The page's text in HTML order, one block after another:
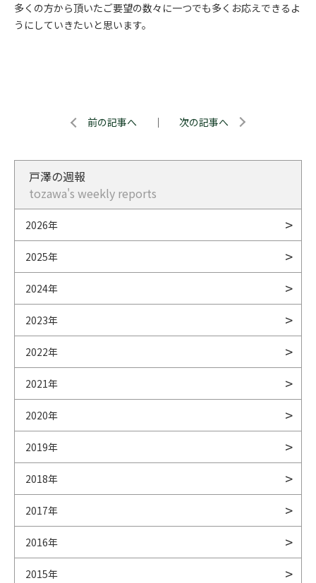
多くの方から頂いたご要望の数々に一つでも多くお応えできるよ
うにしていきたいと思います。
前の記事へ ｜ 次の記事へ
戸澤の週報
tozawa's weekly reports
2026年
2025年
2024年
2023年
2022年
2021年
2020年
2019年
2018年
2017年
2016年
2015年